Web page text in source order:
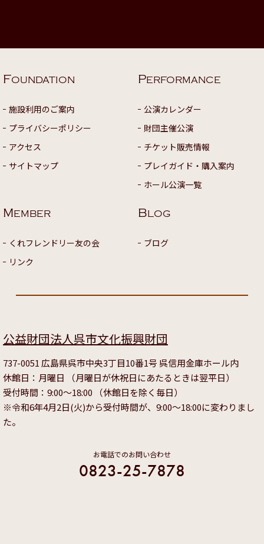
FOUNDATION
施設利用のご案内
プライバシーポリシー
アクセス
サイトマップ
PERFORMANCE
公演カレンダー
財団主催公演
チケット販売情報
プレイガイド・購入案内
ホール公演一覧
MEMBER
くれフレンドリー友の会
リンク
BLOG
ブログ
公益財団法人呉市文化振興財団
737-0051 広島県呉市中央3丁目10番1号 呉信用金庫ホール内
休館日：月曜日 （月曜日が休祝日にあたるときは翌平日）
受付時間：9:00～18:00 （休館日を除く毎日）
※令和6年4月2日(火)から受付時間が、9:00～18:00に変わりまし
た。
お電話でのお問い合わせ
0823-25-7878